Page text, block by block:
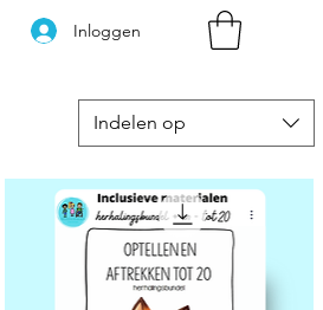
Inloggen
Indelen op